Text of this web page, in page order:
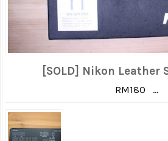
[SOLD] Nikon Leather
RM180 ...